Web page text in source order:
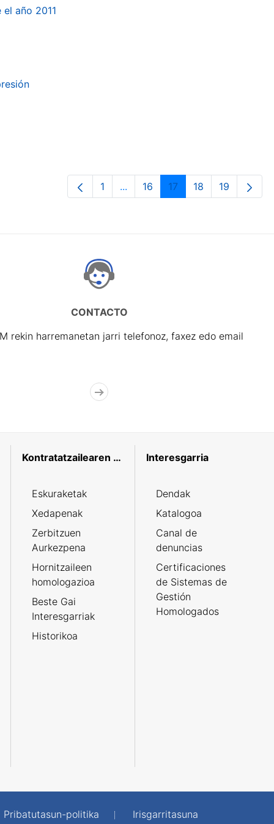
año 2011
Orrialdea
1 ...Intermediate Pages Use TAB to
Orrialdea
16 Orrialdea
17 Orrialdea
18 Orrialdea
19
CONTACTO
rekin harremanetan jarri telefonoz, faxez edo email
Kontratatzailearen profila
Eskuraketak
Xedapenak
Zerbitzuen
Aurkezpena
Hornitzaileen
homologazioa
Beste Gai
Interesgarriak
Historikoa
Interesgarria
Dendak
Katalogoa
Canal de
denuncias
Certificaciones
de Sistemas de
Gestión
Homologados
Pribatutasun-politika Irisgarritasuna